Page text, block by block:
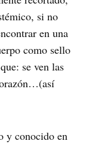
si no
en una
como sello
se ven las
y conocido en